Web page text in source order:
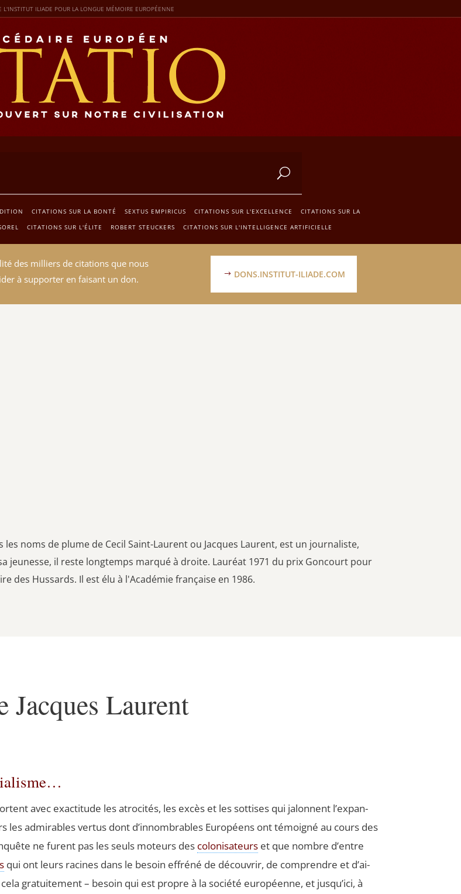
L'INSTITUT ILIADE POUR LA LONGUE MÉMOIRE EUROPÉENNE
CITATIONS SUR LA BONTÉ SEXTUS EMPIRICUS CITATIONS SUR L'EXCELLENCE
CITATIONS SUR LA
CITATIONS SUR L'ÉLITE ROBERT STEUCKERS CITATIONS SUR L'INTELLIGENCE ARTIFICIELLE
des milliers de citations que nous
à supporter en faisant un don.
DONS.INSTITUT-ILIADE.COM
les noms de plume de Cecil Saint-Laurent ou Jacques Laurent, est un journaliste,
jeunesse, il reste longtemps marqué à droite. Lauréat 1971 du prix Goncourt pour
des Hussards. Il est élu à l'Académie française en 1986.
Jacques Laurent
avec exac­ti­tude les atro­ci­tés, les excès et les sot­tises qui jalonnent l’ex­pan­
les admi­rables ver­tus dont d’in­nom­brables Euro­péens ont témoi­gné au cours des
ne furent pas les seuls moteurs des colo­ni­sa­teurs et que nombre d’entre
qui ont leurs racines dans le besoin effré­né de décou­vrir, de com­prendre et d’ai­
gra­tui­te­ment – besoin qui est propre à la socié­té euro­péenne, et jus­qu’i­ci, à